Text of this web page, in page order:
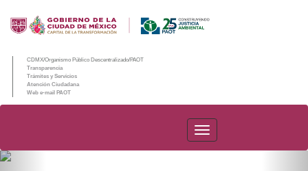
CDMX/Organismo Público Descentralizado/PAOT
Transparencia
Trámites y Servicios
Atención Ciudadana
Web e-mail PAOT
PAOT